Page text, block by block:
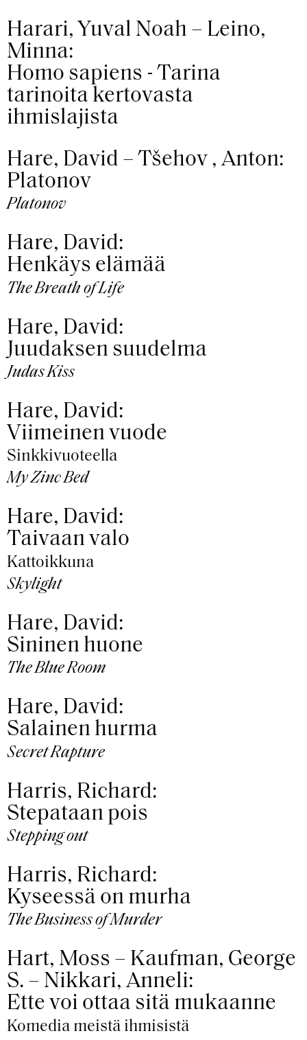
Harari, Yuval Noah – Leino,
Minna:
Homo sapiens - Tarina
tarinoita kertovasta
ihmislajista
Hare, David – Tšehov , Anton:
Platonov
Platonov
Hare, David:
Henkäys elämää
The Breath of Life
Hare, David:
Juudaksen suudelma
Judas Kiss
Hare, David:
Viimeinen vuode
Sinkkivuoteella
My Zinc Bed
Hare, David:
Taivaan valo
Kattoikkuna
Skylight
Hare, David:
Sininen huone
The Blue Room
Hare, David:
Salainen hurma
Secret Rapture
Harris, Richard:
Stepataan pois
Stepping out
Harris, Richard:
Kyseessä on murha
The Business of Murder
Hart, Moss – Kaufman, George
S. – Nikkari, Anneli:
Ette voi ottaa sitä mukaanne
Komedia meistä ihmisistä